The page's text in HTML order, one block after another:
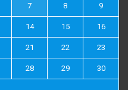
7 8 9
14 15 16
21 22 23
28 29 30